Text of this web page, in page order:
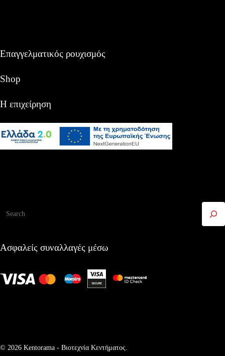
Επαγγελματικός ρουχισμός
Shop
Η επιχείρηση
Ασφαλείς συναλλαγές μέσω
© 2026 Kentorama - Bιοτεχνία Kεντήματος.